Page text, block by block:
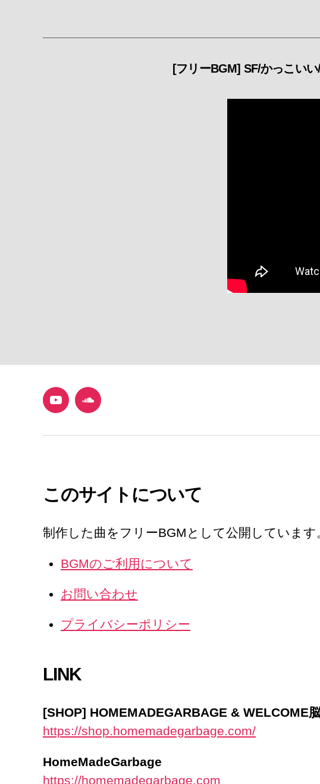
[フリーBGM] SF/かっこい
YouTubeSoundCloud
このサイトについて
制作した曲をフリーBGMとして公開しています
BGMのご利用について
お問い合わせ
プライバシーポリシー
LINK
[SHOP] HOMEMADEGARBAGE & WELCOME
https://shop.homemadegarbage.com/
HomeMadeGarbage
https://homemadegarbage.com